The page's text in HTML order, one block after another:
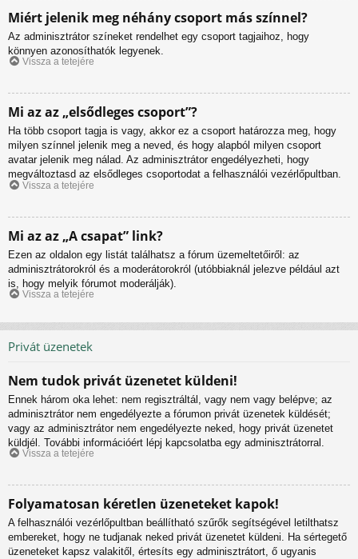
Miért jelenik meg néhány csoport más színnel?
Az adminisztrátor színeket rendelhet egy csoport tagjaihoz, hogy
könnyen azonosíthatók legyenek.
Vissza a tetejére
Mi az az „elsődleges csoport”?
Ha több csoport tagja is vagy, akkor ez a csoport határozza meg, hogy
milyen színnel jelenik meg a neved, és hogy alapból milyen csoport
avatar jelenik meg nálad. Az adminisztrátor engedélyezheti, hogy
megváltoztasd az elsődleges csoportodat a felhasználói vezérlőpultban.
Vissza a tetejére
Mi az az „A csapat” link?
Ezen az oldalon egy listát találhatsz a fórum üzemeltetőiről: az
adminisztrátorokról és a moderátorokról (utóbbiaknál jelezve például azt
is, hogy melyik fórumot moderálják).
Vissza a tetejére
Privát üzenetek
Nem tudok privát üzenetet küldeni!
Ennek három oka lehet: nem regisztráltál, vagy nem vagy belépve; az
adminisztrátor nem engedélyezte a fórumon privát üzenetek küldését;
vagy az adminisztrátor nem engedélyezte neked, hogy privát üzenetet
küldjél. További információért lépj kapcsolatba egy adminisztrátorral.
Vissza a tetejére
Folyamatosan kéretlen üzeneteket kapok!
A felhasználói vezérlőpultban beállítható szűrők segítségével letilthatsz
embereket, hogy ne tudjanak neked privát üzenetet küldeni. Ha sértegető
üzeneteket kapsz valakitől, értesíts egy adminisztrátort, ő ugyanis